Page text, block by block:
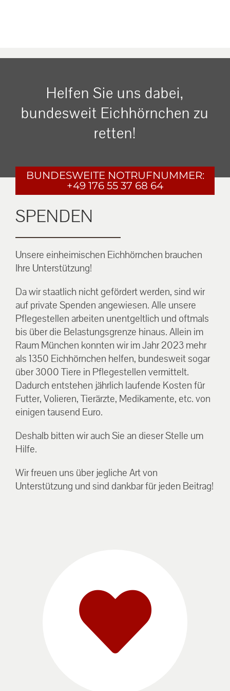
Helfen Sie uns dabei,
bundesweit Eichhörnchen zu
retten!
BUNDESWEITE NOTRUFNUMMER:
+49 176 55 37 68 64
SPENDEN
Unsere einheimischen Eichhörnchen brauchen
Ihre Unterstützung!
Da wir staatlich nicht gefördert werden, sind wir
auf private Spenden angewiesen. Alle unsere
Pflegestellen arbeiten unentgeltlich und oftmals
bis über die Belastungsgrenze hinaus. Allein im
Raum München konnten wir im Jahr 2023 mehr
als 1350 Eichhörnchen helfen, bundesweit sogar
über 3000 Tiere in Pflegestellen vermittelt.
Dadurch entstehen jährlich laufende Kosten für
Futter, Volieren, Tierärzte, Medikamente, etc. von
einigen tausend Euro.
Deshalb bitten wir auch Sie an dieser Stelle um
Hilfe.
Wir freuen uns über jegliche Art von
Unterstützung und sind dankbar für jeden Beitrag!